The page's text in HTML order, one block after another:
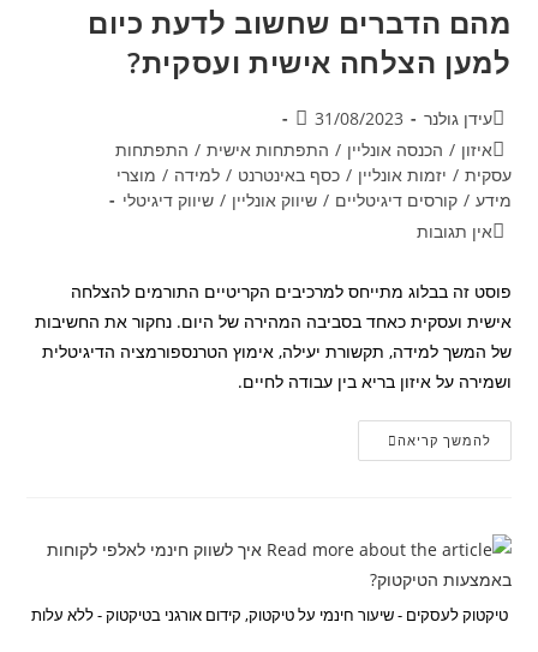
מהם הדברים שחשוב לדעת כיום
למען הצלחה אישית ועסקית?
מחבר:
עידן גולנר פורסם:
31/08/2023
קטגוריה:
איזון / הכנסה אונליין / התפתחות אישית / התפתחות
עסקית / יזמות אונליין / כסף באינטרנט / למידה / מוצרי
מידע / קורסים דיגיטליים / שיווק אונליין / שיווק דיגיטלי
תגובות:
אין תגובות
פוסט זה בבלוג מתייחס למרכיבים הקריטיים התורמים להצלחה
אישית ועסקית כאחד בסביבה המהירה של היום. נחקור את החשיבות
של המשך למידה, תקשורת יעילה, אימוץ הטרנספורמציה הדיגיטלית
ושמירה על איזון בריא בין עבודה לחיים.
להמשך קריאהמהם
הדברים
הצלחה
אישית
ועסקית?
טיקטוק לעסקים - שיעור חינמי על טיקטוק, קידום אורגני בטיקטוק - ללא עלות